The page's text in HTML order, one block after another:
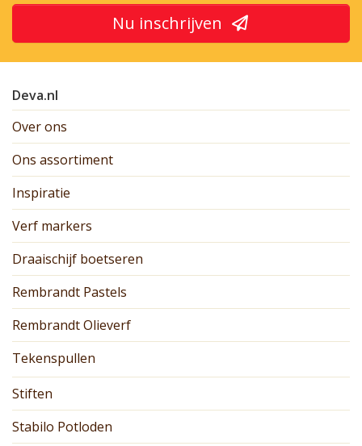
Nu inschrijven
Deva.nl
Over ons
Ons assortiment
Inspiratie
Verf markers
Draaischijf boetseren
Rembrandt Pastels
Rembrandt Olieverf
Tekenspullen
Stiften
Stabilo Potloden